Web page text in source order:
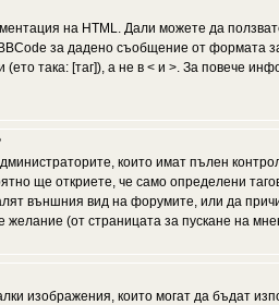
на HTML. Дали можете да
за дадено съобщение от формата
(ето така: [таг]), а не в < и >. За повече
които имат пълен
ще откриете, че само определени
външния вид на форумите, или да
(от страницата за пускане на
изображения, които могат да бъдат